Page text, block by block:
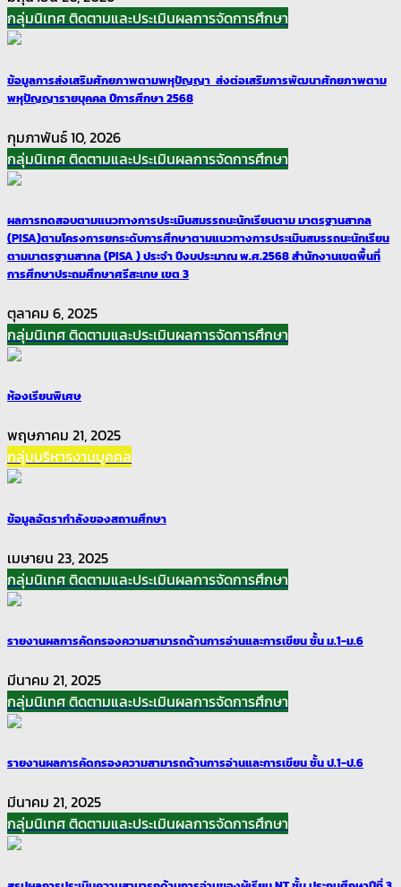
กลุ่มนิเทศ ติดตามและประเมินผลการจัดการศึกษา
ข้อมูลการส่งเสริมศักยภาพตามพหุปัญญา ส่งต่อเสริมการพัฒนาศักยภาพตาม
พหุปัญญารายบุคคล ปีการศึกษา 2568
กุมภาพันธ์ 10, 2026
กลุ่มนิเทศ ติดตามและประเมินผลการจัดการศึกษา
ผลการทดสอบตามแนวทางการประเมินสมรรถนะนักเรียนตาม มาตรฐานสากล
(PISA)ตามโครงการยกระดับการศึกษาตามแนวทางการประเมินสมรรถนะนักเรียน
ตามมาตรฐานสากล (PISA ) ประจำ ปีงบประมาณ พ.ศ.2568 สำนักงานเขตพื้นที่
การศึกษาประถมศึกษาศรีสะเกษ เขต 3
ตุลาคม 6, 2025
กลุ่มนิเทศ ติดตามและประเมินผลการจัดการศึกษา
ห้องเรียนพิเศษ
พฤษภาคม 21, 2025
กลุ่มบริหารงานบุคคล
ข้อมูลอัตรากำลังของสถานศึกษา
เมษายน 23, 2025
กลุ่มนิเทศ ติดตามและประเมินผลการจัดการศึกษา
รายงานผลการคัดกรองความสามารถด้านการอ่านและการเขียน ชั้น ม.1-ม.6
มีนาคม 21, 2025
กลุ่มนิเทศ ติดตามและประเมินผลการจัดการศึกษา
รายงานผลการคัดกรองความสามารถด้านการอ่านและการเขียน ชั้น ป.1-ป.6
มีนาคม 21, 2025
กลุ่มนิเทศ ติดตามและประเมินผลการจัดการศึกษา